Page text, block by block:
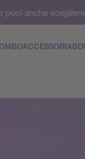
anche
ACCESSORI